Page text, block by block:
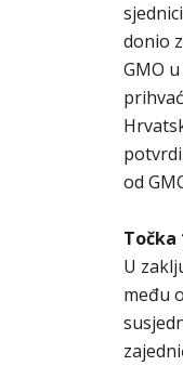
donio
GMO
od
Točka
U
među